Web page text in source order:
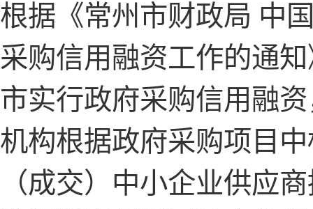
根据《常州市财政局 中
采购信用融资工作的通
市实行政府采购信用融
机构根据政府采购项目
（成交）中小企业供应